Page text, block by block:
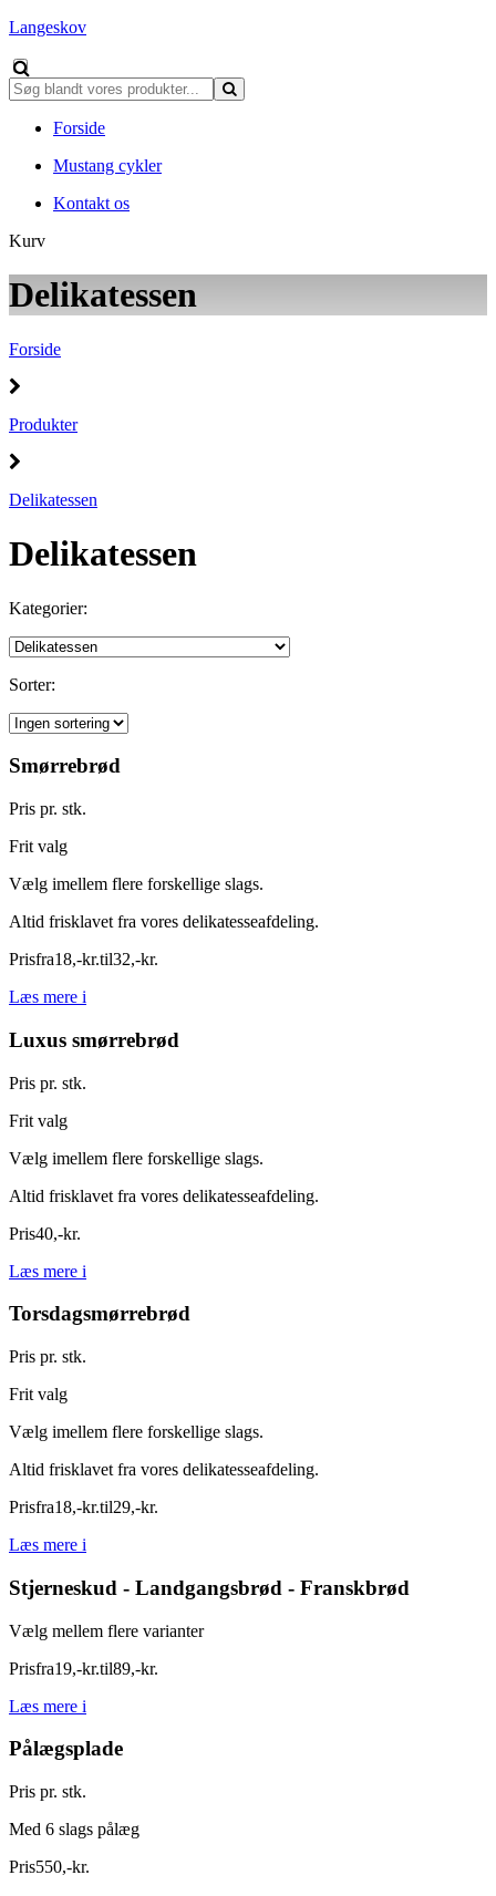
Langeskov
Forside
Mustang cykler
Kontakt os
Kurv
Delikatessen
Forside
Produkter
Delikatessen
Delikatessen
Kategorier:
Sorter:
Smørrebrød
Pris pr. stk.
Frit valg
Vælg imellem flere forskellige slags.
Altid frisklavet fra vores delikatesseafdeling.
Prisfra18,-kr.til32,-kr.
Læs mere i
Luxus smørrebrød
Pris pr. stk.
Frit valg
Vælg imellem flere forskellige slags.
Altid frisklavet fra vores delikatesseafdeling.
Pris40,-kr.
Læs mere i
Torsdagsmørrebrød
Pris pr. stk.
Frit valg
Vælg imellem flere forskellige slags.
Altid frisklavet fra vores delikatesseafdeling.
Prisfra18,-kr.til29,-kr.
Læs mere i
Stjerneskud - Landgangsbrød - Franskbrød
Vælg mellem flere varianter
Prisfra19,-kr.til89,-kr.
Læs mere i
Pålægsplade
Pris pr. stk.
Med 6 slags pålæg
Pris550,-kr.